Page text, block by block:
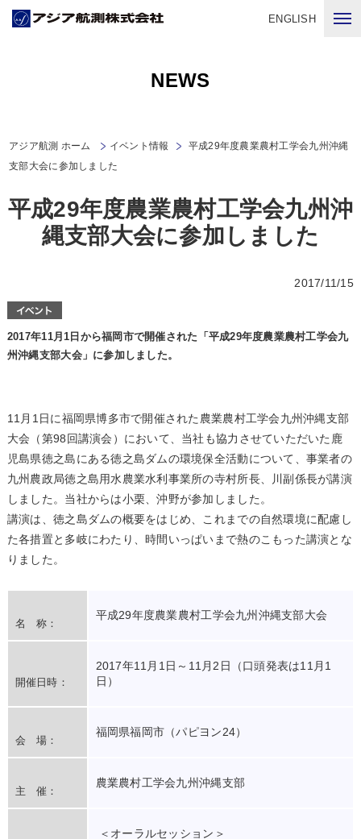
ENGLISH
NEWS
アジア航測 ホーム イベント情報
平成29年度農業農村工学会九州沖縄
支部大会に参加しました
平成29年度農業農村工学会九州沖
縄支部大会に参加しました
2017/11/15
2017年11月1日から福岡市で開催された「平成29年度農業農村工学会九
州沖縄支部大会」に参加しました。
11月1日に福岡県博多市で開催された農業農村工学会九州沖縄支部
大会（第98回講演会）において、当社も協力させていただいた鹿
児島県徳之島にある徳之島ダムの環境保全活動について、事業者の
九州農政局徳之島用水農業水利事業所の寺村所長、川副係長が講演
しました。当社からは小栗、沖野が参加しました。
講演は、徳之島ダムの概要をはじめ、これまでの自然環境に配慮し
た各措置と多岐にわたり、時間いっぱいまで熱のこもった講演とな
りました。
名 称：
平成29年度農業農村工学会九州沖縄支部大会
開催日時：
2017年11月1日～11月2日（口頭発表は11月1
日）
会 場：
福岡県福岡市（パピヨン24）
主 催：
農業農村工学会九州沖縄支部
＜オーラルセッション＞